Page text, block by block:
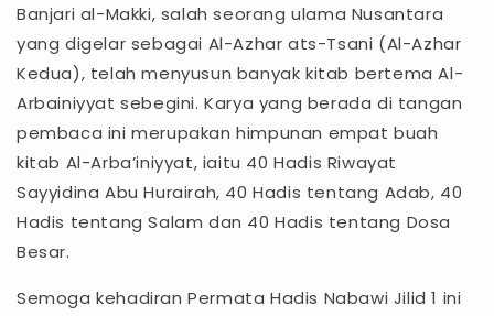
Banjari al-Makki, salah seorang ulama Nusantara
yang digelar sebagai Al-Azhar ats-Tsani (Al-Azhar
Kedua), telah menyusun banyak kitab bertema Al-
Arbainiyyat sebegini. Karya yang berada di tangan
pembaca ini merupakan himpunan empat buah
kitab Al-Arba’iniyyat, iaitu 40 Hadis Riwayat
Sayyidina Abu Hurairah, 40 Hadis tentang Adab, 40
Hadis tentang Salam dan 40 Hadis tentang Dosa
Besar.
Semoga kehadiran Permata Hadis Nabawi Jilid 1 ini